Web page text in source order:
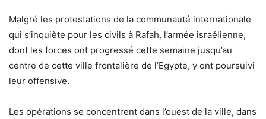
Malgré les protestations de la communauté internationale
qui s’inquiète pour les civils à Rafah, l’armée israélienne,
dont les forces ont progressé cette semaine jusqu’au
centre de cette ville frontalière de l’Egypte, y ont poursuivi
leur offensive.
Les opérations se concentrent dans l’ouest de la ville, dans